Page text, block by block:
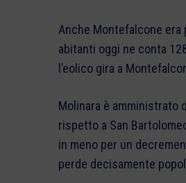
Anche Montefalcone era
abitanti oggi ne conta
l’eolico gira a
Molinara è amministrato
rispetto a San
in meno per un
perde decisamente